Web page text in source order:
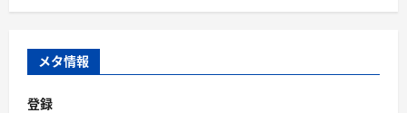
カ
ブ
メタ情報
登録